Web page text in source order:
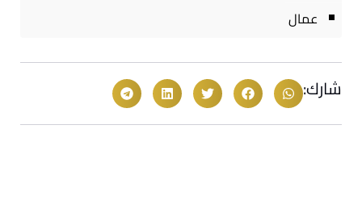
عمال
شارك: